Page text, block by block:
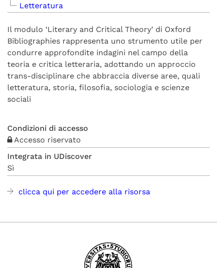
Letteratura
Il modulo ‘Literary and Critical Theory’ di Oxford
Bibliographies rappresenta uno strumento utile per
condurre approfondite indagini nel campo della
teoria e critica letteraria, adottando un approccio
trans-disciplinare che abbraccia diverse aree, quali
letteratura, storia, filosofia, sociologia e scienze
sociali
Condizioni di accesso
Accesso riservato
Integrata in UDiscover
Sì
clicca qui per accedere alla risorsa